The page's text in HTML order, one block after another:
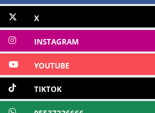
X
INSTAGRAM
YOUTUBE
TIKTOK